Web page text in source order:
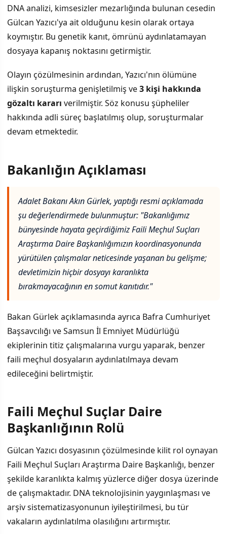
DNA analizi, kimsesizler mezarlığında bulunan cesedin
Gülcan Yazıcı'ya ait olduğunu kesin olarak ortaya
koymıştır. Bu genetik kanıt, ömrünü aydınlatamayan
dosyaya kapanış noktasını getirmiştir.
Olayın çözülmesinin ardından, Yazıcı'nın ölümüne
ilişkin soruşturma genişletilmiş ve3 kişi hakkında
gözaltı kararı verilmiştir. Söz konusu şüpheliler
hakkında adli süreç başlatılmış olup, soruşturmalar
devam etmektedir.
Bakanlığın Açıklaması
Adalet Bakanı Akın Gürlek, yaptığı resmi açıklamada
şu değerlendirmede bulunmuştur: "Bakanlığımız
bünyesinde hayata geçirdiğimiz Faili Meçhul Suçları
Araştırma Daire Başkanlığımızın koordinasyonunda
yürütülen çalışmalar neticesinde yaşanan bu gelişme;
devletimizin hiçbir dosyayı karanlıkta
bırakmayacağının en somut kanıtıdır."
Bakan Gürlek açıklamasında ayrıca Bafra Cumhuriyet
Başsavcılığı ve Samsun İl Emniyet Müdürlüğü
ekiplerinin titiz çalışmalarına vurgu yaparak, benzer
faili meçhul dosyaların aydınlatılmaya devam
edileceğini belirtmiştir.
Faili Meçhul Suçlar Daire
Başkanlığının Rolü
Gülcan Yazıcı dosyasının çözülmesinde kilit rol oynayan
Faili Meçhul Suçları Araştırma Daire Başkanlığı, benzer
şekilde karanlıkta kalmış yüzlerce diğer dosya üzerinde
de çalışmaktadır. DNA teknolojisinin yaygınlaşması ve
arşiv sistematizasyonunun iyileştirilmesi, bu tür
vakaların aydınlatılma olasılığını artırmıştır.